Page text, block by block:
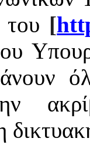
[